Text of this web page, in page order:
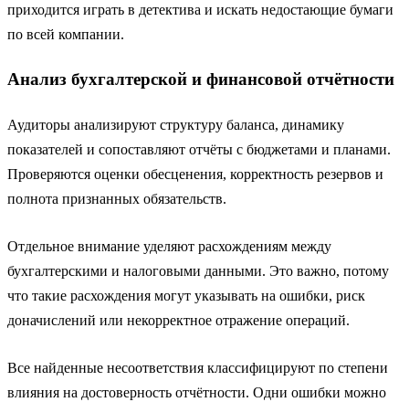
приходится играть в детектива и искать недостающие бумаги
по всей компании.
Анализ бухгалтерской и финансовой отчётности
Аудиторы анализируют структуру баланса, динамику
показателей и сопоставляют отчёты с бюджетами и планами.
Проверяются оценки обесценения, корректность резервов и
полнота признанных обязательств.
Отдельное внимание уделяют расхождениям между
бухгалтерскими и налоговыми данными. Это важно, потому
что такие расхождения могут указывать на ошибки, риск
доначислений или некорректное отражение операций.
Все найденные несоответствия классифицируют по степени
влияния на достоверность отчётности. Одни ошибки можно